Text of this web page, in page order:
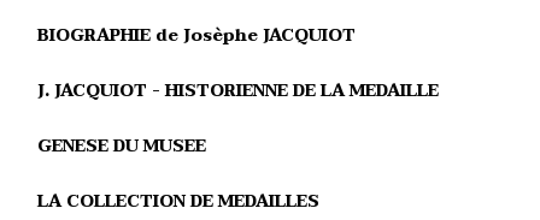
BIOGRAPHIE de Josèphe JACQUIOT
J. JACQUIOT - HISTORIENNE DE LA MEDAILLE
GENESE DU MUSEE
LA COLLECTION DE MEDAILLES